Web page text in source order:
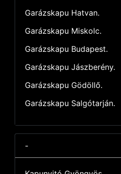
Garázskapu Hatvan.
Garázskapu Miskolc.
Garázskapu Budapest.
Garázskapu Jászberény.
Garázskapu Gödöllő.
Garázskapu Salgótarján.
-